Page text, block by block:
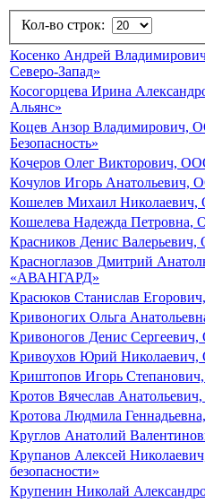
Кол-во строк:
Косенко Андрей
Северо-Запад»
Косогорцева Ирина
Альянс»
Коцев Анзор Владимирович,
Безопасность»
Кочеров Олег Викторович,
Кочулов Игорь
Кошелев Михаил
Кошелева Надежда
Красников Денис
Красноглазов Дмитрий
«АВАНГАРД»
Красюков Станислав
Кривоногих Ольга
Кривоногов Денис
Кривоухов Юрий
Криштопов Игорь
Кротов Вячеслав
Кротова Людмила
Круглов Анатолий
Крупанов Алексей
безопасности»
Крупенин Николай